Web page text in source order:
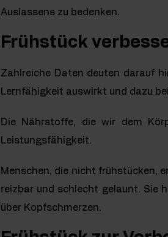
Auslassens zu bedenken.
Frühstück
Zahlreiche Daten deuten darauf
Lernfähigkeit auswirkt und dazu
Die Nährstoffe, die wir dem
Leistungsfähigkeit.
Menschen, die nicht frühstücken,
reizbar und schlecht gelaunt. Sie
über Kopfschmerzen.